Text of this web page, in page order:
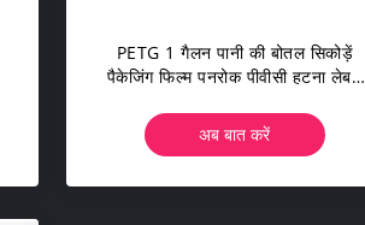
PETG 1 गैलन पानी की बोतल सिकोड़ें
पैकेजिंग फिल्म पनरोक पीवीसी हटना लेबल
अब बात करें